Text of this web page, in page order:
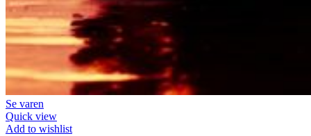
Se varen
Quick view
Add to wishlist